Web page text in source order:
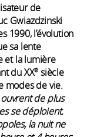
de
Gwiazdzinski
1990, l’évolution
sa lente
et la lumière
du XXe siècle
modes de vie.
de plus
se déploient.
la nuit ne